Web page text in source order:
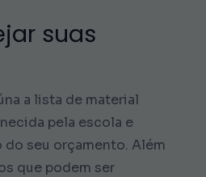
suas
a lista de material
pela escola e
seu orçamento. Além
que podem ser